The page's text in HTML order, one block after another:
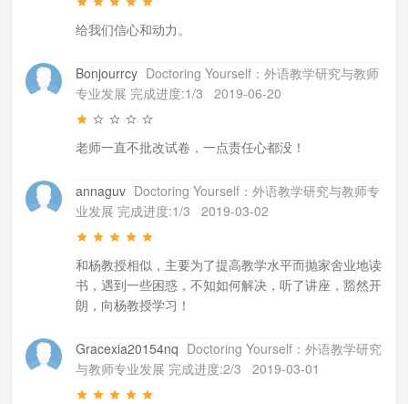
给我们信心和动力。
Bonjourrcy Doctoring Yourself：外语教学研究与教师
专业发展 完成进度:1/3 2019-06-20
老师一直不批改试卷，一点责任心都没！
annaguv Doctoring Yourself：外语教学研究与教师专
业发展 完成进度:1/3 2019-03-02
和杨教授相似，主要为了提高教学水平而抛家舍业地读
书，遇到一些困惑，不知如何解决，听了讲座，豁然开
朗，向杨教授学习！
Gracexia20154nq Doctoring Yourself：外语教学研究
与教师专业发展 完成进度:2/3 2019-03-01